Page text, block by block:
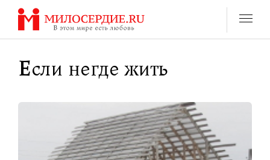
Перейти
содержанию
Если негде жить